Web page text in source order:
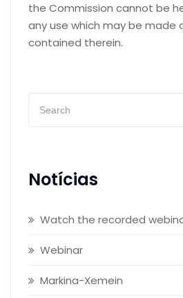
the Commission cannot be
any use which may be made
contained therein.
Notícias
Watch the recorded
Webinar
Markina-Xemein